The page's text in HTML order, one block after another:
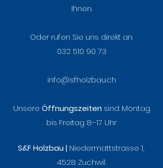
Ihnen.
Oder rufen Sie uns direkt an.
032 510 90 73
info@sfholzbau.ch
Unsere Öffnungszeitensind: Montag
bis Freitag 8–17 Uhr
S&F Holzbau | Niedermattstrasse 1,
4528 Zuchwil